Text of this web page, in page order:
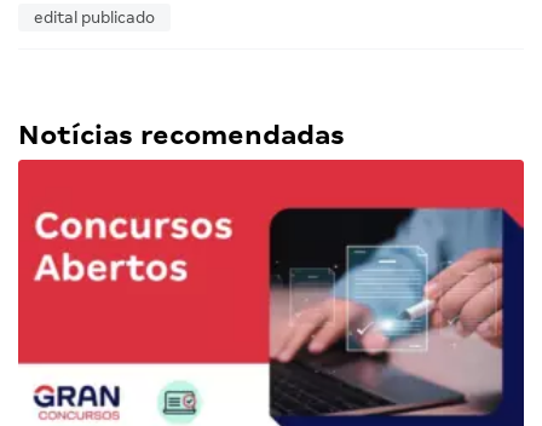
edital publicado
Notícias recomendadas